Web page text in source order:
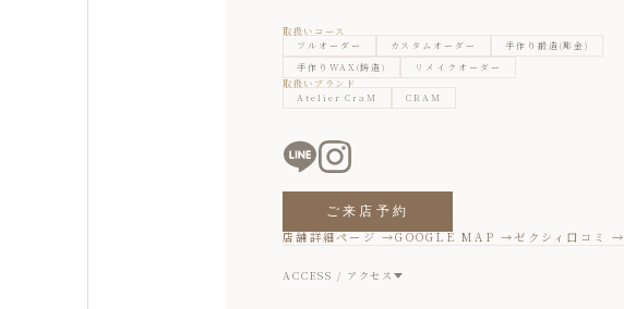
取扱いコース
フルオーダー カスタムオーダー
手作り鍛造(彫金)
手作りWAX(鋳造)
リメイクオーダー
取扱いブランド
Atelier CraM CRAM
ご来店予約
店舗詳細ページ →GOOGLE MAP → ゼクシィ口コミ →
ACCESS / アクセス